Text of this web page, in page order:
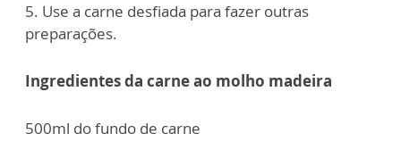
5. Use a carne desfiada para fazer outras
preparações.
Ingredientes da carne ao molho madeira
500ml do fundo de carne